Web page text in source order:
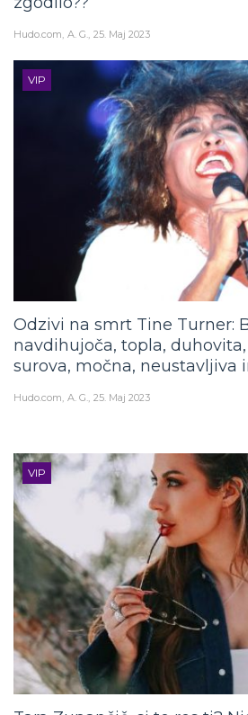
Hudo.com A. G. 25. Maj 2023
VIP
Odzivi na smrt Tine Turner:
navdihujoča, topla,
surova, močna, neustavljiva
Hudo.com A. G. 25. Maj 2023
VIP